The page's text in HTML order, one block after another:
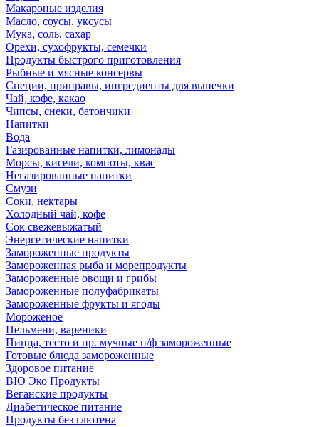
Макароные изделия
Масло, соусы, уксусы
Мука, соль, сахар
Орехи, сухофрукты, семечки
Продукты быстрого приготовления
Рыбные и мясные консервы
Специи, приправы, ингредиенты для выпечки
Чай, кофе, какао
Чипсы, снеки, батончики
Напитки
Вода
Газированные напитки, лимонады
Морсы, кисели, компоты, квас
Негазированные напитки
Смузи
Соки, нектары
Холодный чай, кофе
Сок свежевыжатый
Энергетические напитки
Замороженные продукты
Замороженная рыба и морепродукты
Замороженные овощи и грибы
Замороженные полуфабрикаты
Замороженные фрукты и ягоды
Мороженое
Пельмени, вареники
Пицца, тесто и пр. мучные п/ф замороженные
Готовые блюда замороженные
Здоровое питание
BIO Эко Продукты
Веганские продукты
Диабетическое питание
Продукты без глютена